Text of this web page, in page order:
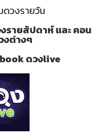
วงรายวัน
รายสัปดาห์ และ คอน
งต่างๆ
ดวงlive